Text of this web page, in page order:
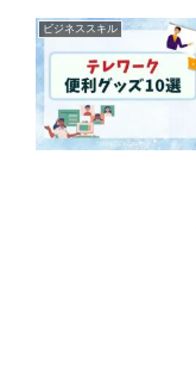
ビジネススキル